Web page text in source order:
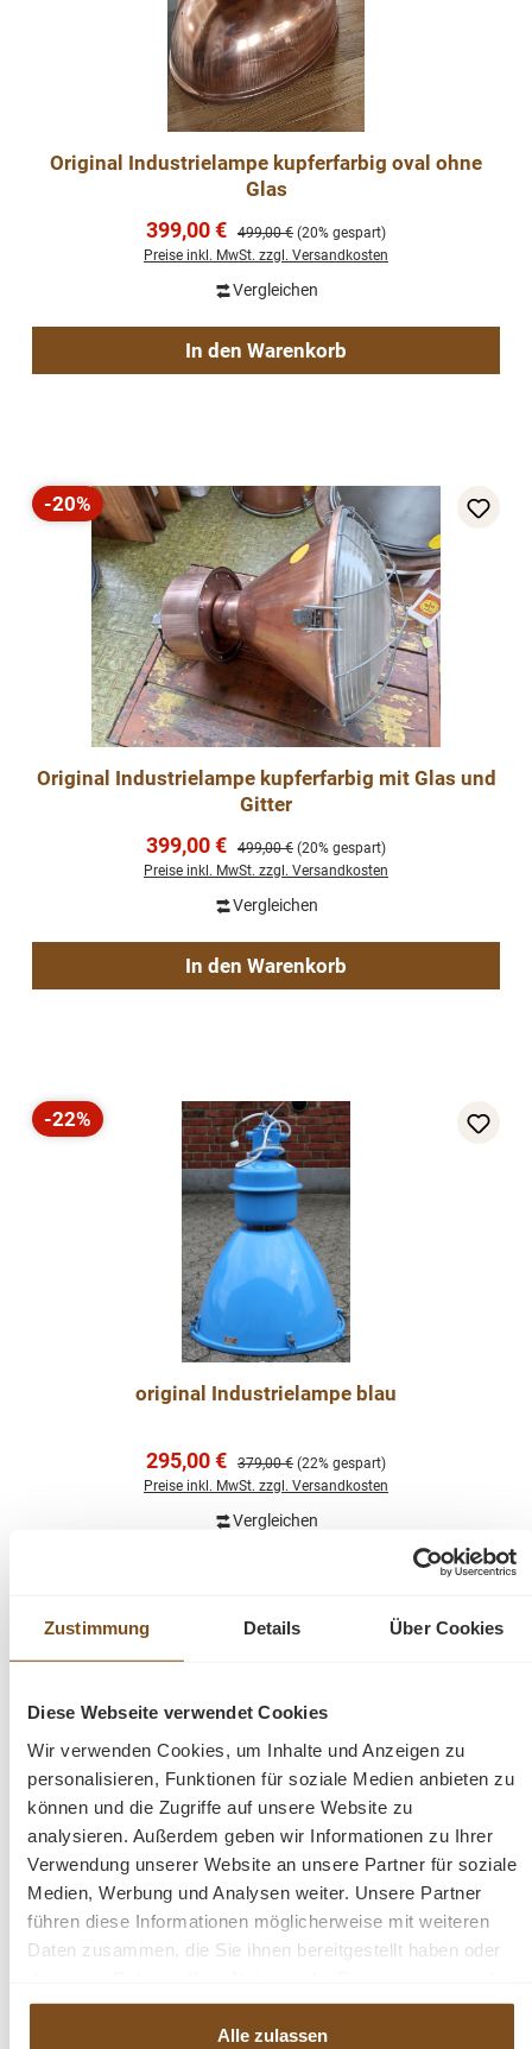
Zustimmung Details Über Cookies
Diese Webseite verwendet Cookies
Wir verwenden Cookies, um Inhalte und Anzeigen zu
personalisieren, Funktionen für soziale Medien anbieten zu
können und die Zugriffe auf unsere Website zu
analysieren. Außerdem geben wir Informationen zu Ihrer
Verwendung unserer Website an unsere Partner für soziale
Medien, Werbung und Analysen weiter. Unsere Partner
führen diese Informationen möglicherweise mit weiteren
Daten zusammen, die Sie ihnen bereitgestellt haben oder
haben.
Alle zulassen
Original Industrielampe kupferfarbig oval ohne
Glas
Verkaufspreis:
399,00 € Regulärer Preis:
499,00 € (20% gespart)
Preise inkl. MwSt. zzgl. Versandkosten
Vergleichen
In den Warenkorb
Rabatt
-20%
Original Industrielampe kupferfarbig mit Glas und
Gitter
Verkaufspreis:
399,00 € Regulärer Preis:
499,00 € (20% gespart)
Preise inkl. MwSt. zzgl. Versandkosten
Vergleichen
In den Warenkorb
Rabatt
-22%
original Industrielampe blau
Verkaufspreis:
295,00 € Regulärer Preis:
379,00 € (22% gespart)
Preise inkl. MwSt. zzgl. Versandkosten
Vergleichen
Rabatt
original Industrielampe schwarz